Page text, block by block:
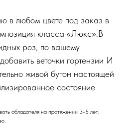
в любом цвете под заказ в
класса «Люкс».В
роз, по вашему
веточки гортензии И
живой бутон настоящей
состояние
обладателя на протяжении 3-5 лет.